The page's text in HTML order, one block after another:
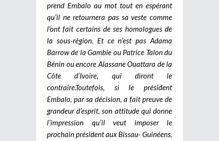
prend Embalo au mot tout en espérant
qu’il ne retournera pas sa veste comme
l’ont fait certains de ses homologues de
la sous-région. Et ce n’est pas Adama
Barrow de la Gambie ou Patrice Talon du
Bénin ou encore Alassane Ouattara de la
Côte d’Ivoire, qui diront le
contraire.Toutefois, si le président
Embalo, par sa décision, a fait preuve de
grandeur d’esprit, son attitude qui donne
l’impression qu’il veut imposer le
prochain président aux Bissau- Guinéens,